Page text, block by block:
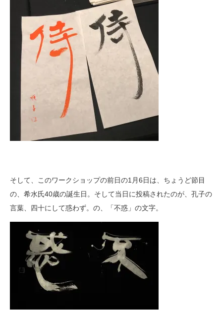
そして、このワークショップの前日の1月6日は、ちょうど節目
の、希水氏40歳の誕生日。そして当日に投稿されたのが、孔子の
言葉、四十にして惑わず。の、「不惑」の文字。